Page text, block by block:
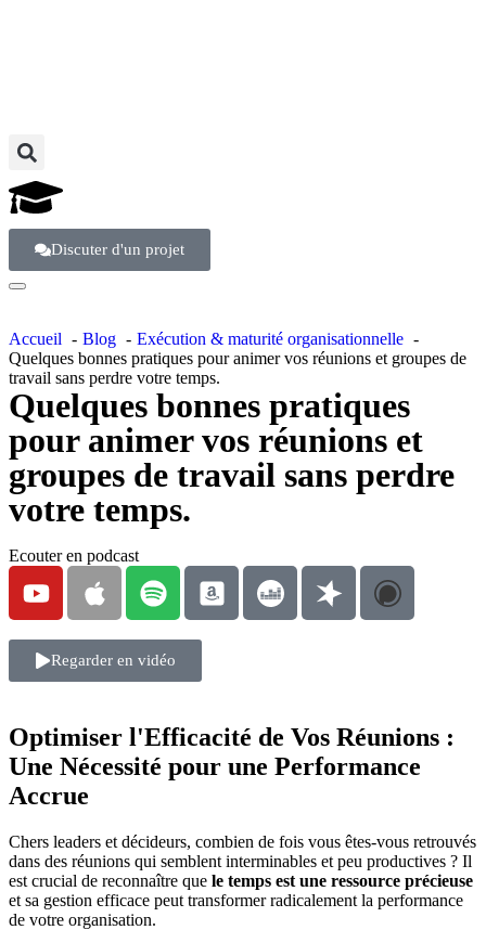
Discuter d'un projet
Accueil Blog
Exécution & maturité organisationnelle
Quelques bonnes pratiques pour animer vos réunions et groupes de
travail sans perdre votre temps.
Quelques bonnes pratiques
pour animer vos réunions et
groupes de travail sans perdre
votre temps.
Ecouter en podcast
Regarder en vidéo
Optimiser l'Efficacité de Vos Réunions :
Une Nécessité pour une Performance
Accrue
Chers leaders et décideurs, combien de fois vous êtes-vous retrouvés
dans des réunions qui semblent interminables et peu productives ? Il
est crucial de reconnaître que le temps est une ressource précieuse
et sa gestion efficace peut transformer radicalement la performance
de votre organisation.